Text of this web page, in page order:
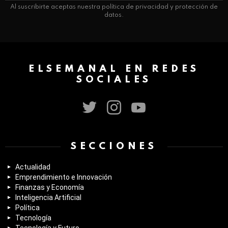
Al suscribirte aceptas nuestra política de privacidad y protección de
datos.
ELSEMANAL EN REDES
SOCIALES
SECCIONES
Actualidad
Emprendimiento e Innovación
Finanzas y Economía
Inteligencia Artificial
Política
Tecnología